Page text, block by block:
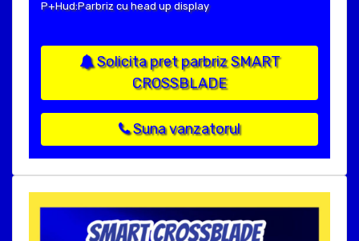
P+Hud:Parbriz cu head up display
Solicita pret parbriz SMART
CROSSBLADE
Suna vanzatorul